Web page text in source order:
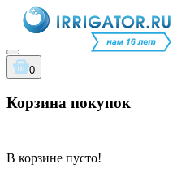
0
Корзина покупок
В корзине пусто!